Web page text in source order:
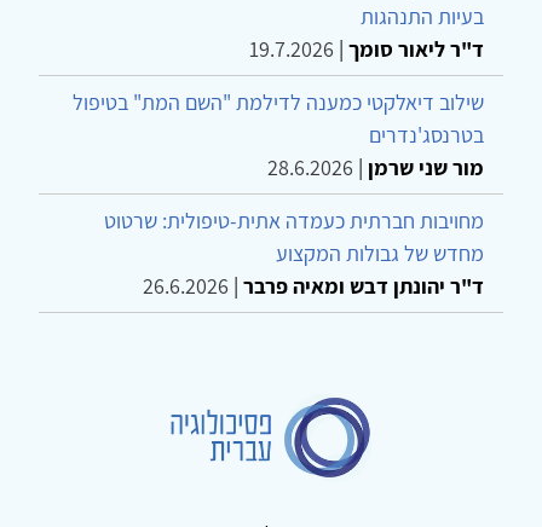
בעיות התנהגות
ד"ר ליאור סומך |
19.7.2026
שילוב דיאלקטי כמענה לדילמת "השם המת" בטיפול
בטרנסג'נדרים
מור שני שרמן |
28.6.2026
מחויבות חברתית כעמדה אתית-טיפולית: שרטוט
מחדש של גבולות המקצוע
ד"ר יהונתן דבש ומאיה פרבר |
26.6.2026